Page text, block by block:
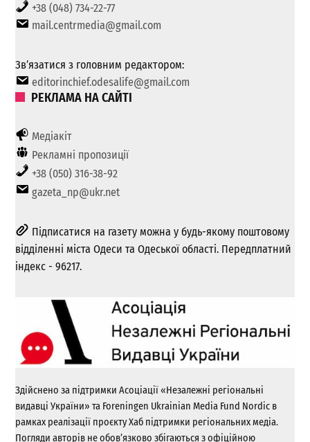
+38 (048) 734-22-77
mail.centrmedia@gmail.com
Зв’язатися з головним редактором:
editorinchief.odesalife@gmail.com
РЕКЛАМА НА САЙТІ
Медіакіт
Рекламні пропозиції
+38 (050) 316-38-92
gazeta_np@ukr.net
Підписатися на газету можна у будь-якому поштовому
відділенні міста Одеси та Одеської області. Передплатний
індекс - 96217.
Здійснено за підтримки Асоціації «Незалежні регіональні
видавці України» та Foreningen Ukrainian Media Fund Nordic в
рамках реалізації проєкту Хаб підтримки регіональних медіа.
Погляди авторів не обов’язково збігаються з офіційною